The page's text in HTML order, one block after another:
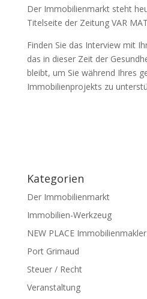
Der Immobilienmarkt steht
Titelseite der Zeitung VAR
Finden Sie das Interview mit
das in dieser Zeit der
bleibt, um Sie während Ihres
Immobilienprojekts zu
Kategorien
Der Immobilienmarkt
Immobilien-Werkzeug
NEW PLACE Immobilienmakler
Port Grimaud
Steuer / Recht
Veranstaltung